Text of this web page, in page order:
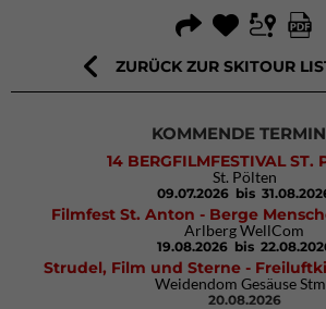
ZURÜCK ZUR SKITOUR
KOMMENDE
14 BERGFILMFESTIVAL ST.
St. Pölten
09.07.2026 bis
Filmfest St. Anton - Berge
Arlberg WellCom
19.08.2026 bis
Strudel, Film und Sterne -
Weidendom Gesäuse
20.08.2026